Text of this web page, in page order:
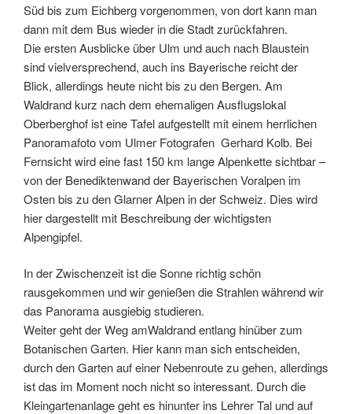
Süd bis zum Eichberg vorgenommen, von dort kann man
dann mit dem Bus wieder in die Stadt zurückfahren.
Die ersten Ausblicke über Ulm und auch nach Blaustein
sind vielversprechend, auch ins Bayerische reicht der
Blick, allerdings heute nicht bis zu den Bergen. Am
Waldrand kurz nach dem ehemaligen Ausflugslokal
Oberberghof ist eine Tafel aufgestellt mit einem herrlichen
Panoramafoto vom Ulmer Fotografen Gerhard Kolb. Bei
Fernsicht wird eine fast 150 km lange Alpenkette sichtbar –
von der Benediktenwand der Bayerischen Voralpen im
Osten bis zu den Glarner Alpen in der Schweiz. Dies wird
hier dargestellt mit Beschreibung der wichtigsten
Alpengipfel.
In der Zwischenzeit ist die Sonne richtig schön
rausgekommen und wir genießen die Strahlen während wir
das Panorama ausgiebig studieren.
Weiter geht der Weg amWaldrand entlang hinüber zum
Botanischen Garten. Hier kann man sich entscheiden,
durch den Garten auf einer Nebenroute zu gehen, allerdings
ist das im Moment noch nicht so interessant. Durch die
Kleingartenanlage geht es hinunter ins Lehrer Tal und auf